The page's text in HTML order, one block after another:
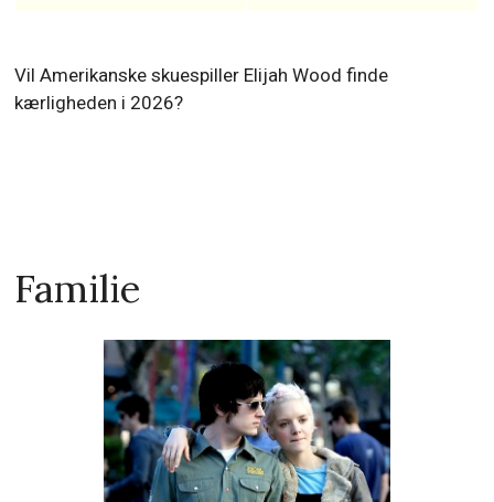
Vil Amerikanske skuespiller Elijah Wood finde
kærligheden i 2026?
Familie